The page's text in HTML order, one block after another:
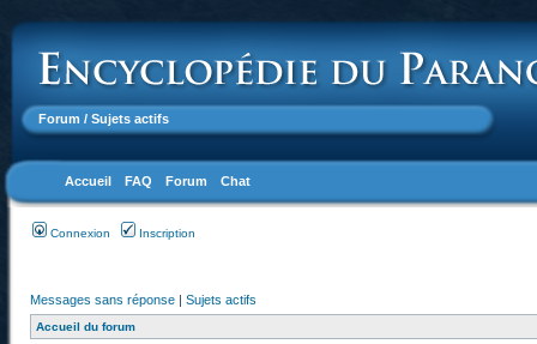
Forum / Sujets actifs
Accueil FAQ Forum Chat
Connexion Inscription
Messages sans réponse | Sujets actifs
Accueil du forum